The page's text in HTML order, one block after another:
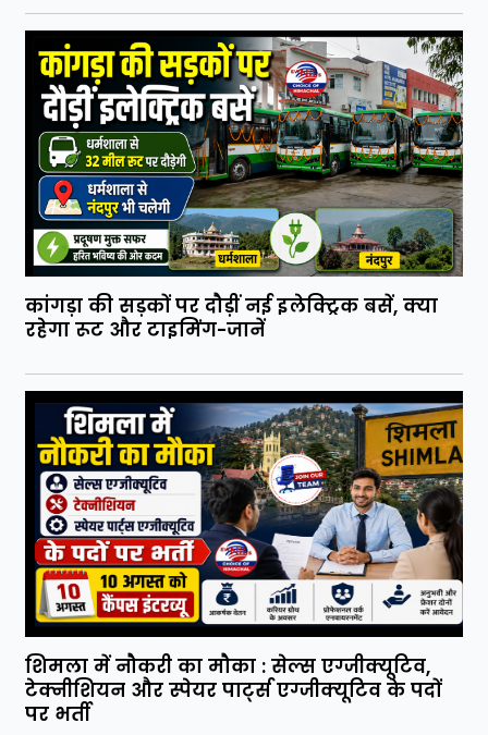
कांगड़ा की सड़कों पर दौड़ीं नई इलेक्ट्रिक बसें, क्या
रहेगा रूट और टाइमिंग-जानें
शिमला में नौकरी का मौका : सेल्स एग्जीक्यूटिव,
टेक्नीशियन और स्पेयर पार्ट्स एग्जीक्यूटिव के पदों
पर भर्ती